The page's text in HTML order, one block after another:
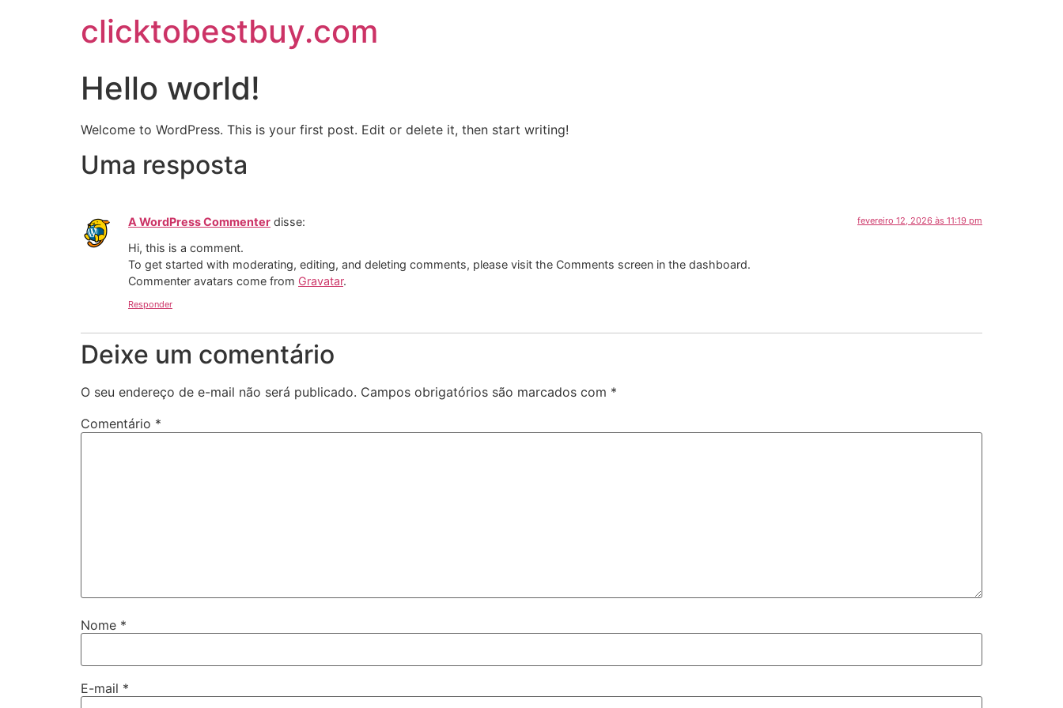
clicktobestbuy.com
Hello world!
Welcome to WordPress. This is your first post. Edit or delete it, then start writing!
Uma resposta
A WordPress Commenter disse: fevereiro 12, 2026 às 11:19 pm
Hi, this is a comment.
To get started with moderating, editing, and deleting comments, please visit the Comments screen in the dashboard.
Commenter avatars come from Gravatar.
Responder
Deixe um comentário
O seu endereço de e-mail não será publicado. Campos obrigatórios são marcados com *
Comentário *
Nome *
E-mail *